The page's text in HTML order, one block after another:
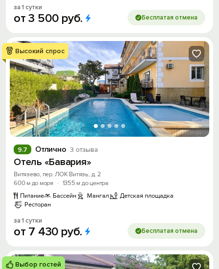
за 1 сутки
от3 500 руб. Бесплатая отмена
Высокий спрос
Отлично 3 отзыва
9.7
Отель «Бавария»
Витязево, пер. ЛОК Витязь, д. 2
600 м до моря
· 1355 м до центра
Питание
Бассейн Мангал
Детская площадка
Ресторан
за 1 сутки
от 7 430 руб. Бесплатая отмена
Выбор гостей